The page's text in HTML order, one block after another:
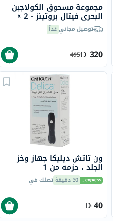
مجموعة مسحوق الكولاجين
البحري فيتال بروتينز - 2 ×
221 جرامتوصيل مجانيغداً
320
495
ون تاتش ديليكا جهاز وخز
الجلد ، حزمه من 1
30 دقيقة تصلك في
40